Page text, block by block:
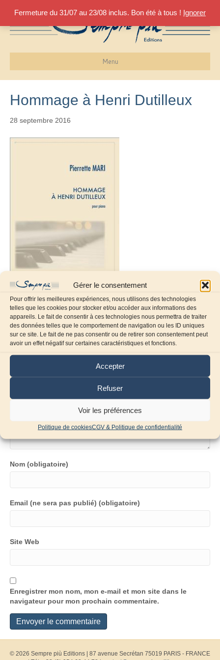
Gérer le consentement
Pour offrir les meilleures expériences, nous utilisons des technologies
telles que les cookies pour stocker et/ou accéder aux informations des
appareils. Le fait de consentir à ces technologies nous permettra de traiter
des données telles que le comportement de navigation ou les ID uniques
sur ce site. Le fait de ne pas consentir ou de retirer son consentement peut
avoir un effet négatif sur certaines caractéristiques et fonctions.
Accepter
Refuser
Voir les préférences
Politique de cookiesCGV & Politique de confidentialité
Fermeture du 31/07 au 23/08 inclus. Bon été à tous ! Ignorer
Menu
Hommage à Henri Dutilleux
28 septembre 2016
Laissez un commentaire
Commentaire
Nom (obligatoire)
Email (ne sera pas publié) (obligatoire)
Site Web
Enregistrer mon nom, mon e-mail et mon site dans le
navigateur pour mon prochain commentaire.
© 2026 Sempre più Editions
87 avenue Secrétan 75019 PARIS - FRANCE